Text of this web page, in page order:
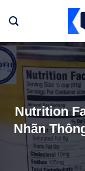
qua
dung
Nutrition
Nhãn